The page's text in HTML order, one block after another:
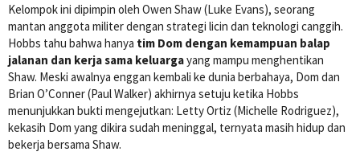
Kelompok ini dipimpin oleh Owen Shaw (Luke Evans), seorang
mantan anggota militer dengan strategi licin dan teknologi canggih.
Hobbs tahu bahwa hanya tim Dom dengan kemampuan balap
jalanan dan kerja sama keluargayang mampu menghentikan
Shaw. Meski awalnya enggan kembali ke dunia berbahaya, Dom dan
Brian O’Conner (Paul Walker) akhirnya setuju ketika Hobbs
menunjukkan bukti mengejutkan: Letty Ortiz (Michelle Rodriguez),
kekasih Dom yang dikira sudah meninggal, ternyata masih hidup dan
bekerja bersama Shaw.